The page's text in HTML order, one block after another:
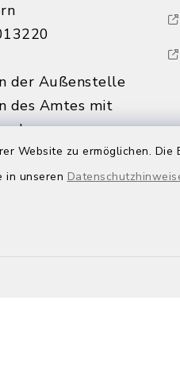
Website zu ermöglichen.
in unseren
der Außenstelle
des Amtes mit
- 12:00 Uhr
nur
Termin